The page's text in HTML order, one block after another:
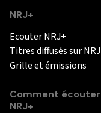
NRJ+
Ecouter NRJ+
Titres diffusés sur
Grille et émissions
Comment écouter
NRJ+